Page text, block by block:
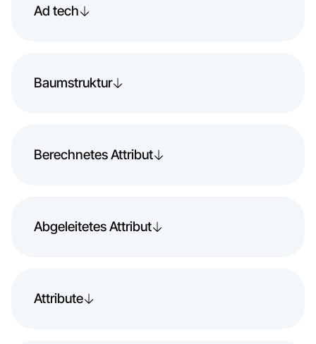
Ad tech
Baumstruktur
Berechnetes Attribut
Abgeleitetes Attribut
Attribute